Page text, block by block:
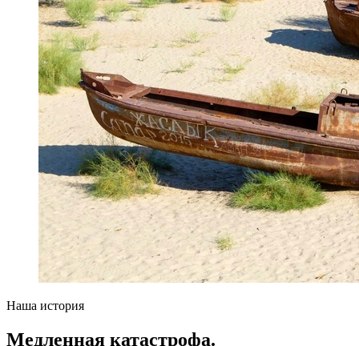
Наша история
Медленная катастрофа.